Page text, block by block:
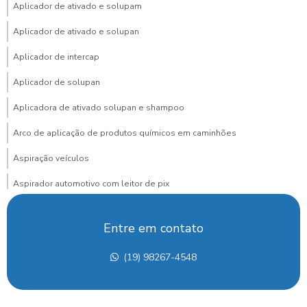
Aplicador de ativado e solupam
Aplicador de ativado e solupan
Aplicador de intercap
Aplicador de solupan
Aplicadora de ativado solupan e shampoo
Arco de aplicação de produtos químicos em caminhões
Aspiração veículos
Aspirador automotivo com leitor de pix
Aspirador de carros para lava rapido
Aspirador de carros portátil preço
Entre em contato
(19) 98267-4548